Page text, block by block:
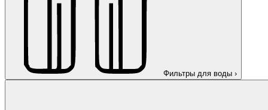
Фильтры для воды ›